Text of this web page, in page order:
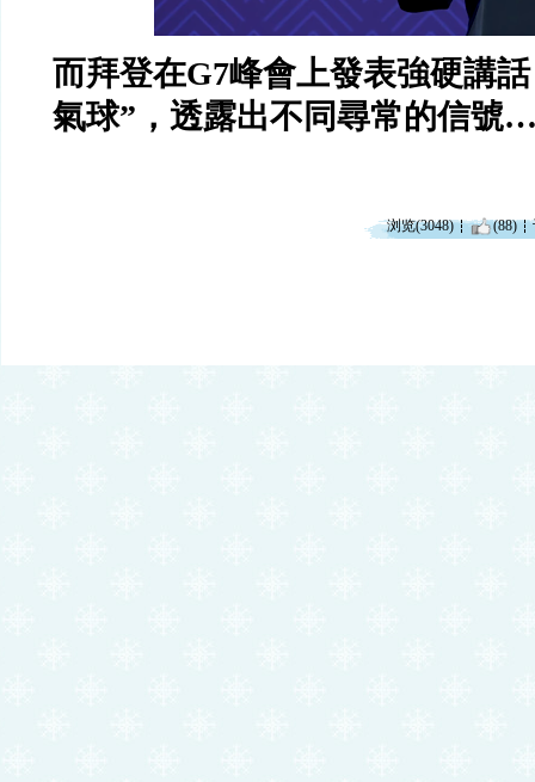
而拜登在G7峰會上發表強硬講
氣球” ，透露出不同尋常的信號
浏览(3048) (88)